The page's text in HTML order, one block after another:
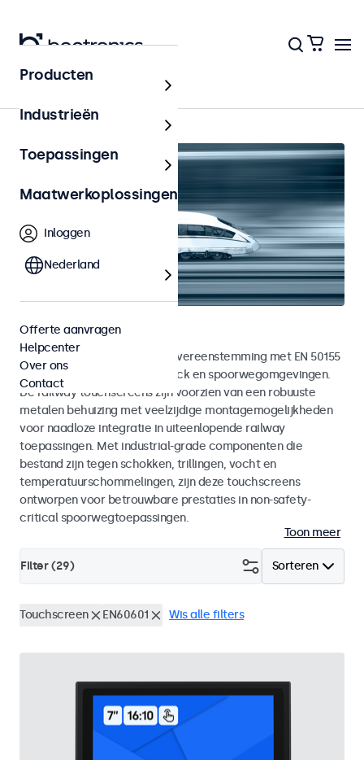
Home
Railway touchscreens
Touchscreens ontwikkeld in overeenstemming met EN 50155
en EN 45545-2 voor rolling stock en spoorwegomgevingen.
De railway touchscreens zijn voorzien van een robuuste
metalen behuizing met veelzijdige montagemogelijkheden
voor naadloze integratie in uiteenlopende railway
toepassingen. Met industrial-grade componenten die
bestand zijn tegen schokken, trillingen, vocht en
temperatuurschommelingen, zijn deze touchscreens
ontworpen voor betrouwbare prestaties in non-safety-
critical spoorwegtoepassingen.
Toon meer
Sorteren
Filter (29)
Touchscreen EN60601 Wis alle filters
Producten
Industrieën
Toepassingen
Maatwerkoplossingen
Inloggen
Nederland
Offerte aanvragen
Helpcenter
Over ons
Contact